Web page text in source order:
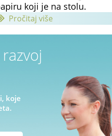
koji je na stolu.
Pročitaj više
koje